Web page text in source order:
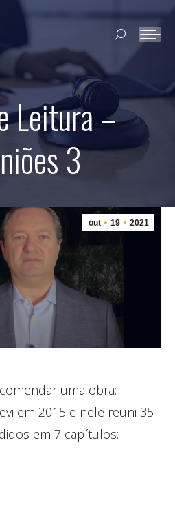
Search:
Leitura –
3
out 19 2021
uma obra:
em 2015 e nele reuni 35
em 7 capítulos: